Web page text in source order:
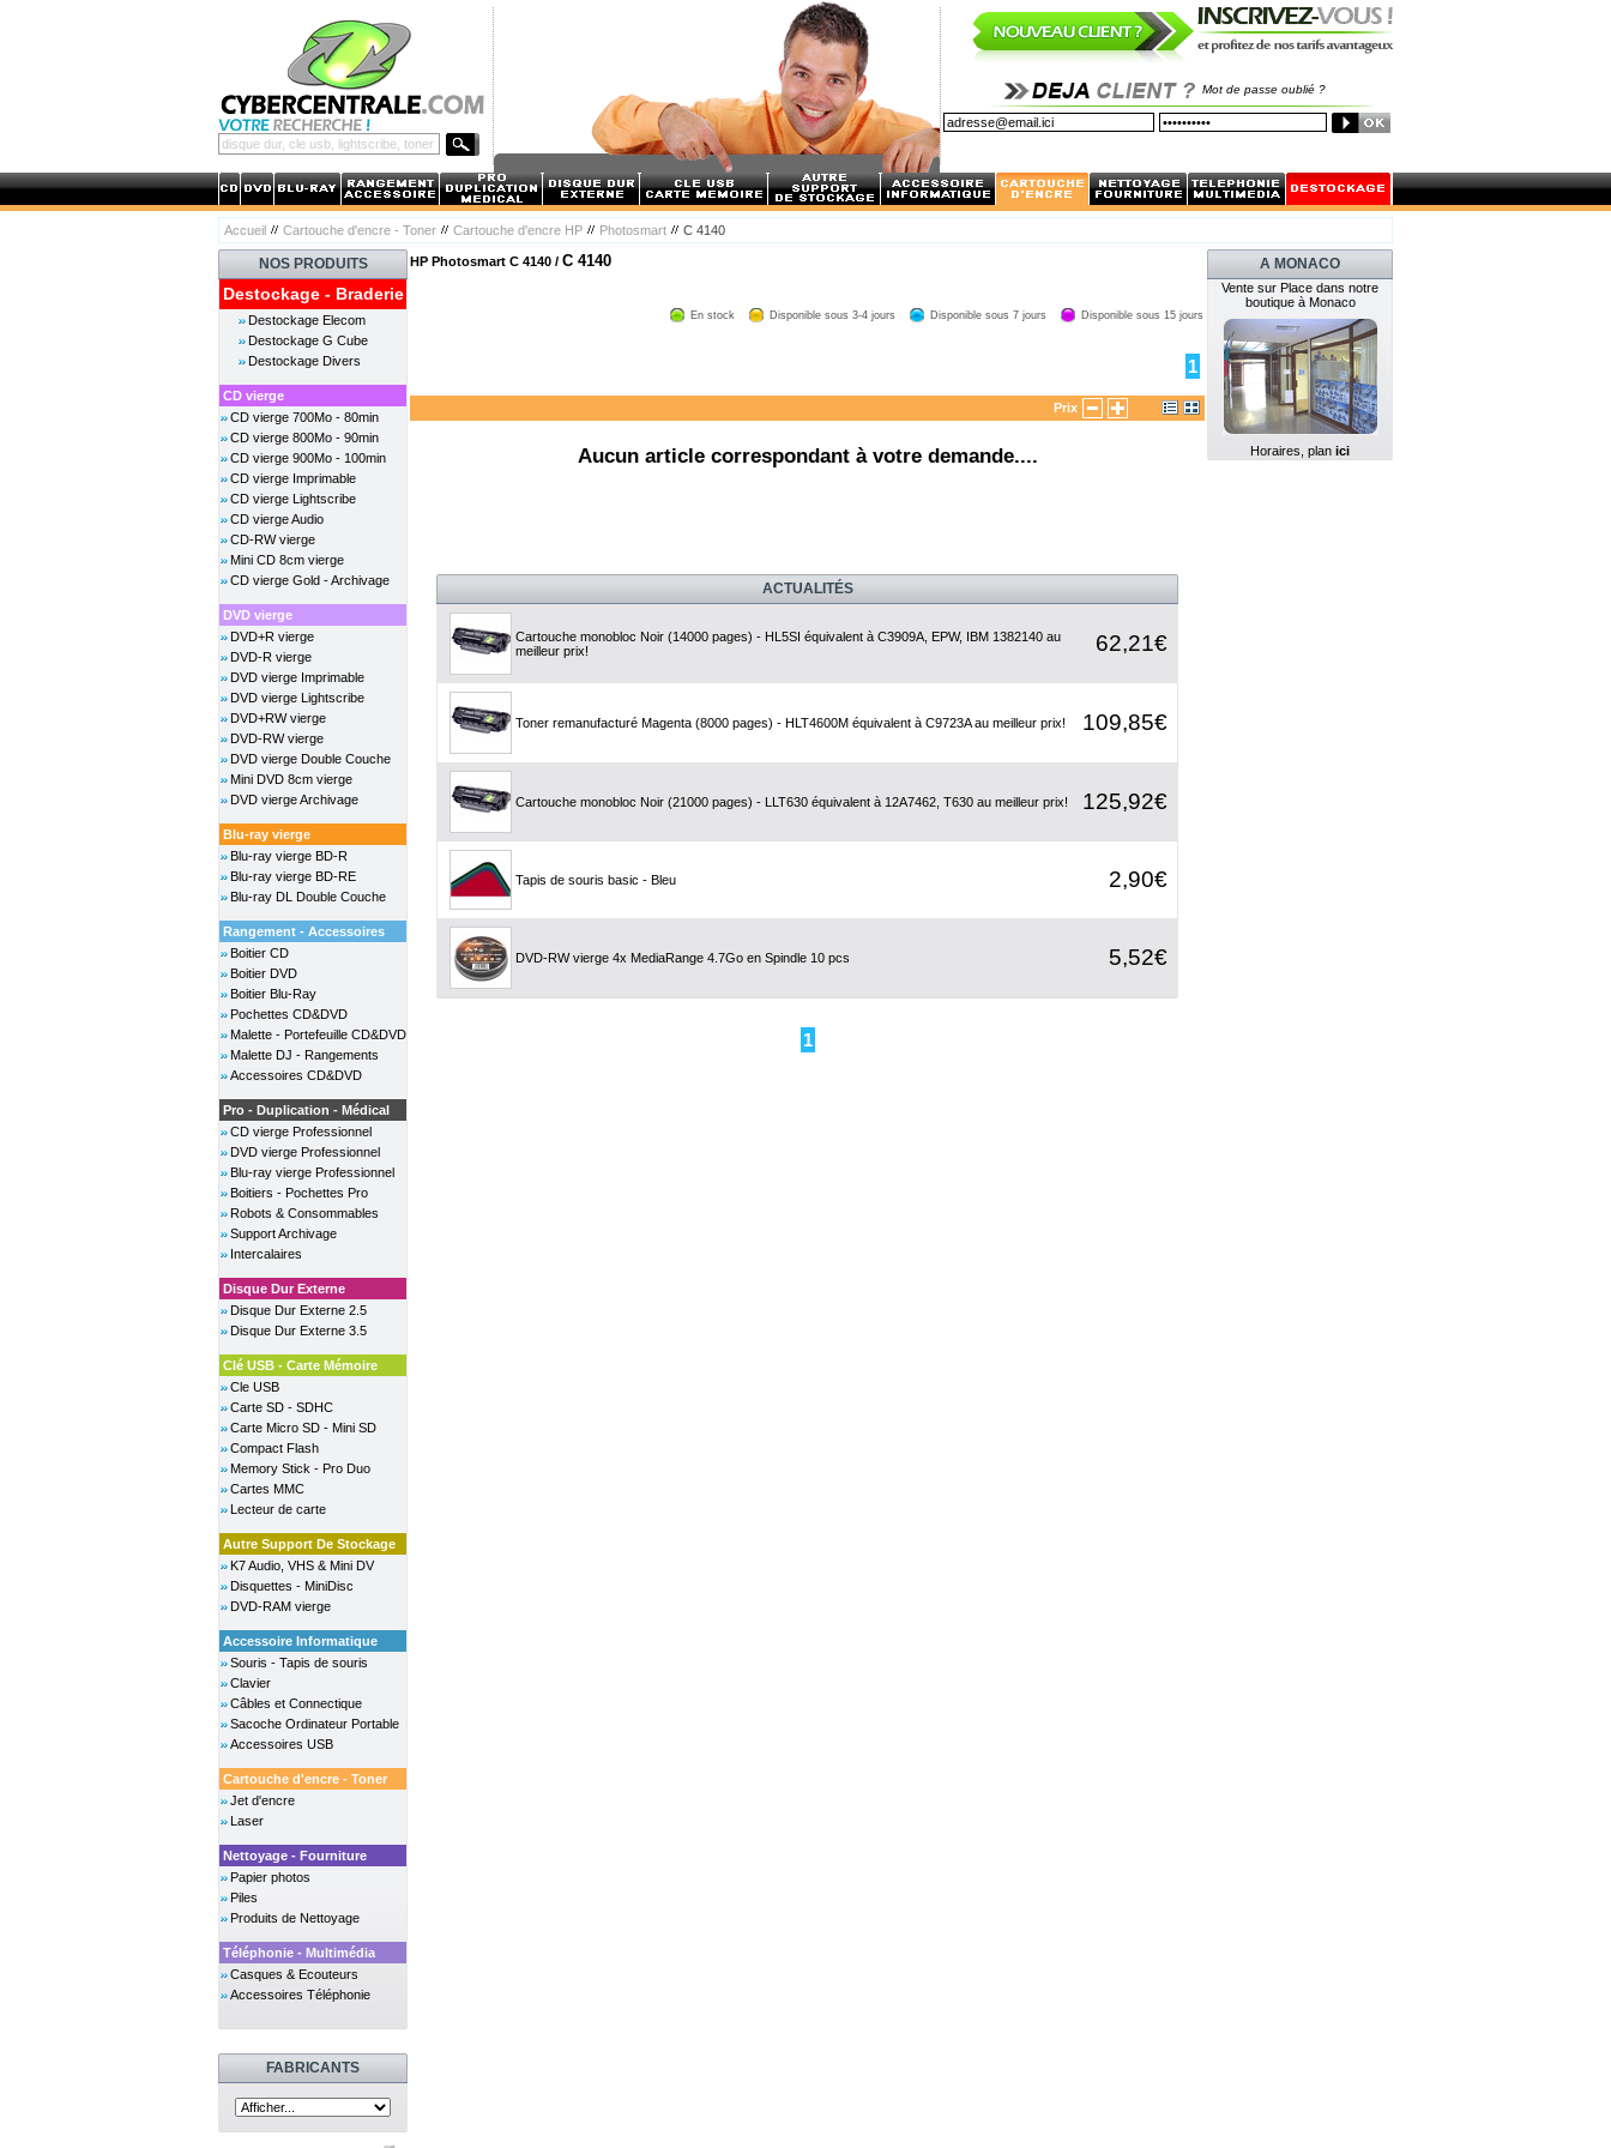
Mot de passe oublié ?
Accueil Cartouche d'encre - Toner Cartouche d'encre HP Photosmart C 4140
NOS PRODUITS
Destockage - Braderie
Destockage Elecom
Destockage G Cube
Destockage Divers
CD vierge
CD vierge 700Mo - 80min
CD vierge 800Mo - 90min
CD vierge 900Mo - 100min
CD vierge Imprimable
CD vierge Lightscribe
CD vierge Audio
CD-RW vierge
Mini CD 8cm vierge
CD vierge Gold - Archivage
DVD vierge
DVD+R vierge
DVD-R vierge
DVD vierge Imprimable
DVD vierge Lightscribe
DVD+RW vierge
DVD-RW vierge
DVD vierge Double Couche
Mini DVD 8cm vierge
DVD vierge Archivage
Blu-ray vierge
Blu-ray vierge BD-R
Blu-ray vierge BD-RE
Blu-ray DL Double Couche
Rangement - Accessoires
Boitier CD
Boitier DVD
Boitier Blu-Ray
Pochettes CD&DVD
Malette - Portefeuille CD&DVD
Malette DJ - Rangements
Accessoires CD&DVD
Pro - Duplication - Médical
CD vierge Professionnel
DVD vierge Professionnel
Blu-ray vierge Professionnel
Boitiers - Pochettes Pro
Robots & Consommables
Support Archivage
Intercalaires
Disque Dur Externe
Disque Dur Externe 2.5
Disque Dur Externe 3.5
Clé USB - Carte Mémoire
Cle USB
Carte SD - SDHC
Carte Micro SD - Mini SD
Compact Flash
Memory Stick - Pro Duo
Cartes MMC
Lecteur de carte
Autre Support De Stockage
K7 Audio, VHS & Mini DV
Disquettes - MiniDisc
DVD-RAM vierge
Accessoire Informatique
Souris - Tapis de souris
Clavier
Câbles et Connectique
Sacoche Ordinateur Portable
Accessoires USB
Cartouche d'encre - Toner
Jet d'encre
Laser
Nettoyage - Fourniture
Papier photos
Piles
Produits de Nettoyage
Téléphonie - Multimédia
Casques & Ecouteurs
Accessoires Téléphonie
FABRICANTS
HP Photosmart C 4140 / C 4140
En stock Disponible sous 3-4 jours Disponible sous 7 jours Disponible sous 15 jours
1
Prix
Aucun article correspondant à votre demande....
ACTUALITÉS
Cartouche monobloc Noir (14000 pages) - HL5SI équivalent à C3909A, EPW, IBM 1382140 au
meilleur prix!
62,21€
Toner remanufacturé Magenta (8000 pages) - HLT4600M équivalent à C9723A au meilleur prix! 109,85€
Cartouche monobloc Noir (21000 pages) - LLT630 équivalent à 12A7462, T630 au meilleur prix! 125,92€
Tapis de souris basic - Bleu 2,90€
DVD-RW vierge 4x MediaRange 4.7Go en Spindle 10 pcs 5,52€
1
A MONACO
Vente sur Place dans notre
boutique à Monaco
Horaires, plan ici